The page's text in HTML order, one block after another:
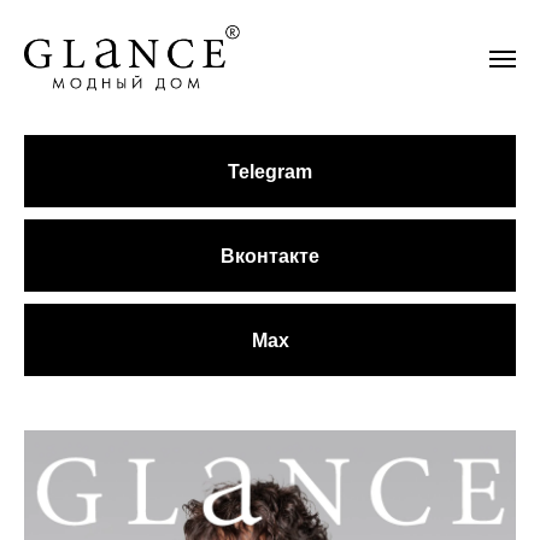
Telegram
Вконтакте
Max